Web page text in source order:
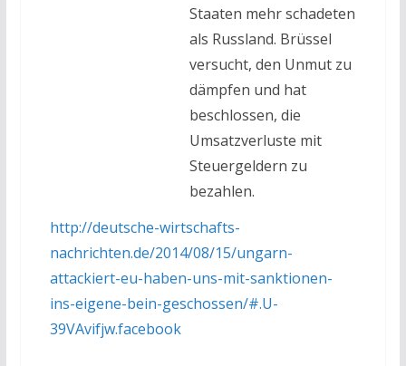
Staaten mehr schadeten
als Russland. Brüssel
versucht, den Unmut zu
dämpfen und hat
beschlossen, die
Umsatzverluste mit
Steuergeldern zu
bezahlen.
http://deutsche-wirtschafts-
nachrichten.de/2014/08/15/ungarn-
attackiert-eu-haben-uns-mit-sanktionen-
ins-eigene-bein-geschossen/#.U-
39VAvifjw.facebook